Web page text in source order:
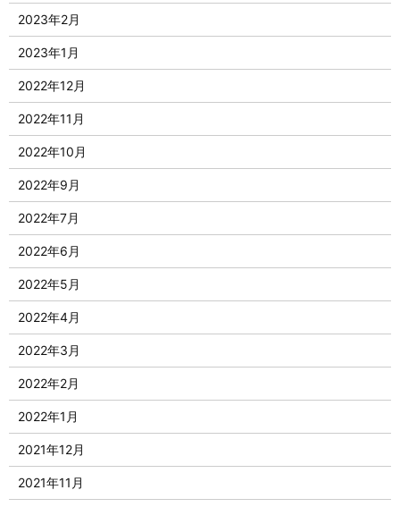
2023年2月
2023年1月
2022年12月
2022年11月
2022年10月
2022年9月
2022年7月
2022年6月
2022年5月
2022年4月
2022年3月
2022年2月
2022年1月
2021年12月
2021年11月